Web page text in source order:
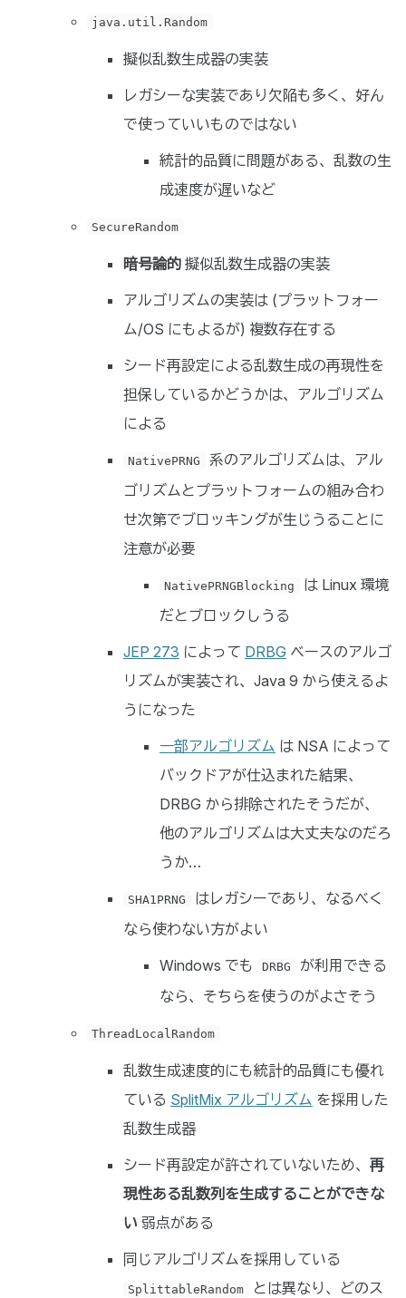
java.util.Random
擬似乱数生成器の実装
レガシーな実装であり欠陥も多く、好ん
で使っていいものではない
統計的品質に問題がある、乱数の生
成速度が遅いなど
SecureRandom
暗号論的 擬似乱数生成器の実装
アルゴリズムの実装は (プラットフォー
ム/OS にもよるが) 複数存在する
シード再設定による乱数生成の再現性を
担保しているかどうかは、アルゴリズム
による
NativePRNG
系のアルゴリズムは、アル
ゴリズムとプラットフォームの組み合わ
せ次第でブロッキングが生じうることに
注意が必要
NativePRNGBlocking
は Linux 環境
だとブロックしうる
JEP 273 によって DRBG ベースのアルゴ
リズムが実装され、Java 9 から使えるよ
うになった
一部アルゴリズム は NSA によって
バックドアが仕込まれた結果、
DRBG から排除されたそうだが、
他のアルゴリズムは大丈夫なのだろ
うか…
SHA1PRNG
はレガシーであり、なるべく
なら使わない方がよい
Windows でも
DRBG
が利用できる
なら、そちらを使うのがよさそう
ThreadLocalRandom
乱数生成速度的にも統計的品質にも優れ
ている SplitMix アルゴリズム を採用した
乱数生成器
シード再設定が許されていないため、 再
現性ある乱数列を生成することができな
い 弱点がある
同じアルゴリズムを採用している
SplittableRandom
とは異なり、どのス